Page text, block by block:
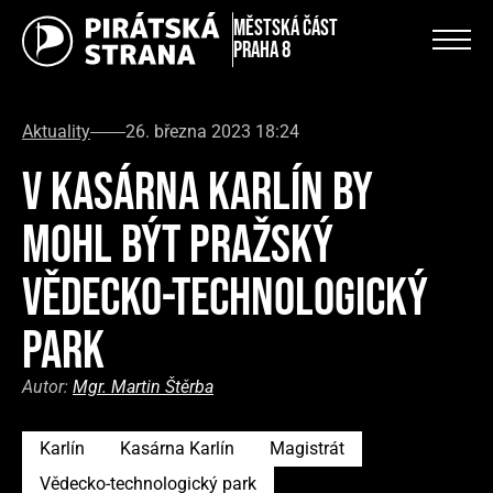
městská část
Praha 8
Aktuality 26. března 2023 18:24
V KASÁRNA KARLÍN BY
MOHL BÝT PRAŽSKÝ
VĚDECKO-TECHNOLOGICKÝ
PARK
Autor: Mgr. Martin Štěrba
Karlín Kasárna Karlín
Magistrát
Vědecko-technologický park